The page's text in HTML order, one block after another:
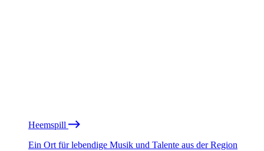
Heemspill
Ein Ort für lebendige Musik und Talente aus der Region